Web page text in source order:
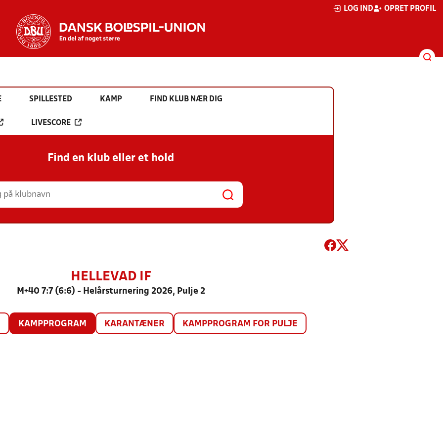
LOG IND OPRET PROFIL
SPILLESTED KAMP FIND KLUB NÆR DIG
LIVESCORE
Find en klub eller et hold
HELLEVAD IF
M+40 7:7 (6:6) - Helårsturnering 2026, Pulje 2
KAMPPROGRAM KARANTÆNER KAMPPROGRAM FOR PULJE